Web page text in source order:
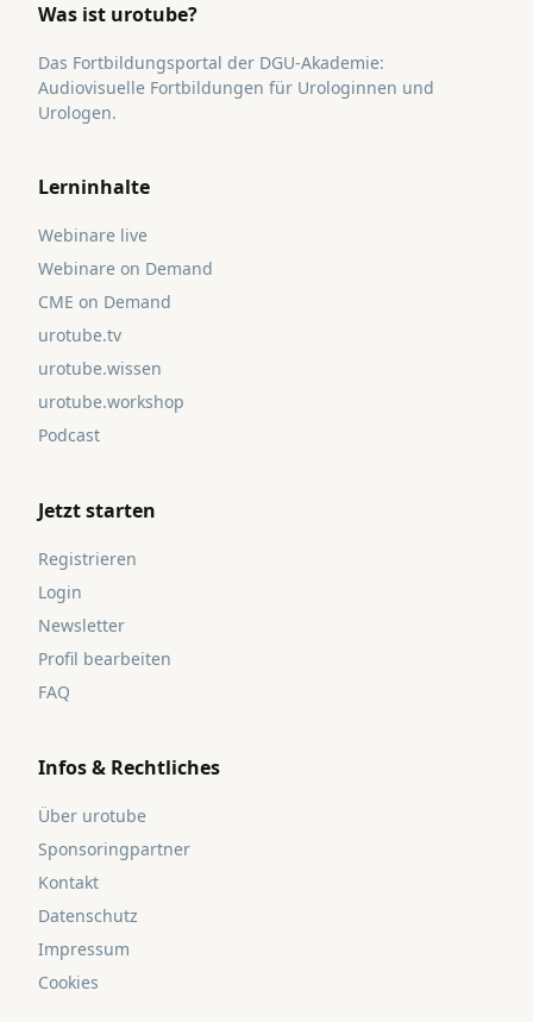
Was ist urotube?
Das Fortbildungsportal der DGU-Akademie:
Audiovisuelle Fortbildungen für Urologinnen und
Urologen.
Lerninhalte
Webinare live
Webinare on Demand
CME on Demand
urotube.tv
urotube.wissen
urotube.workshop
Podcast
Jetzt starten
Registrieren
Login
Newsletter
Profil bearbeiten
FAQ
Infos & Rechtliches
Über urotube
Sponsoringpartner
Kontakt
Datenschutz
Impressum
Cookies